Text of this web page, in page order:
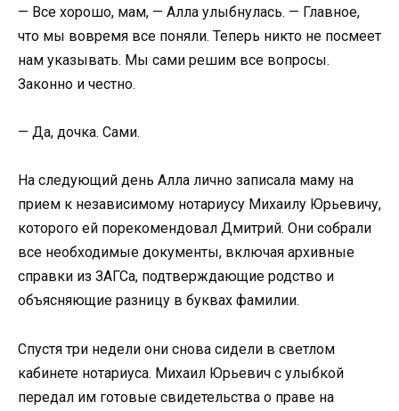
— Все хорошо, мам, — Алла улыбнулась. — Главное,
что мы вовремя все поняли. Теперь никто не посмеет
нам указывать. Мы сами решим все вопросы.
Законно и честно.
— Да, дочка. Сами.
На следующий день Алла лично записала маму на
прием к независимому нотариусу Михаилу Юрьевичу,
которого ей порекомендовал Дмитрий. Они собрали
все необходимые документы, включая архивные
справки из ЗАГСа, подтверждающие родство и
объясняющие разницу в буквах фамилии.
Спустя три недели они снова сидели в светлом
кабинете нотариуса. Михаил Юрьевич с улыбкой
передал им готовые свидетельства о праве на